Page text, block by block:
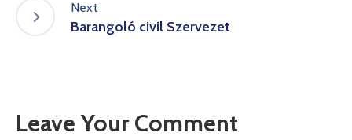
Next
Barangoló civil Szervezet
Leave Your Comment